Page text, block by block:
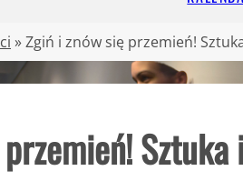
»Zgiń i znów się przemień!